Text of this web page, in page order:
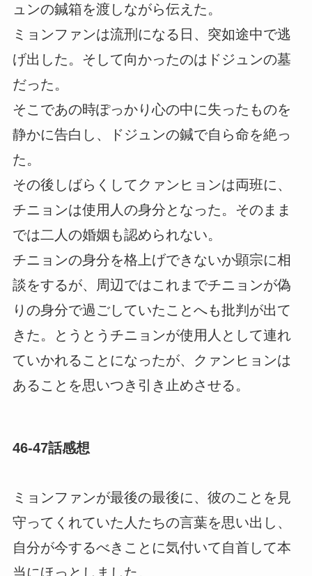
ュンの鍼箱を渡しながら伝えた。
ミョンファンは流刑になる日、突如途中で逃
げ出した。そして向かったのはドジュンの墓
だった。
そこであの時ぽっかり心の中に失ったものを
静かに告白し、ドジュンの鍼で自ら命を絶っ
た。
その後しばらくしてクァンヒョンは両班に、
チニョンは使用人の身分となった。そのまま
では二人の婚姻も認められない。
チニョンの身分を格上げできないか顕宗に相
談をするが、周辺ではこれまでチニョンが偽
りの身分で過ごしていたことへも批判が出て
きた。とうとうチニョンが使用人として連れ
ていかれることになったが、クァンヒョンは
あることを思いつき引き止めさせる。
46-47話感想
ミョンファンが最後の最後に、彼のことを見
守ってくれていた人たちの言葉を思い出し、
自分が今するべきことに気付いて自首して本
当にほっとしました。